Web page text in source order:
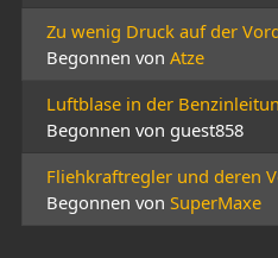
Zu wenig Druck auf der
Begonnen von Atze
Luftblase in der
Begonnen von guest858
Fliehkraftregler und deren
Begonnen von SuperMaxe